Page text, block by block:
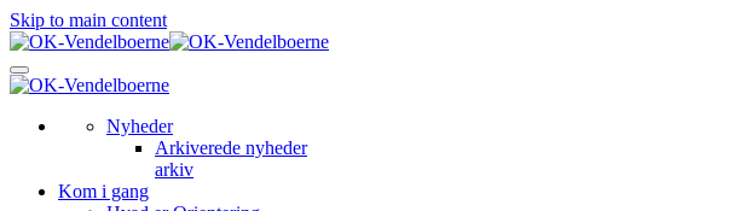
Skip to main content
Nyheder
Arkiverede nyheder
arkiv
Kom i gang